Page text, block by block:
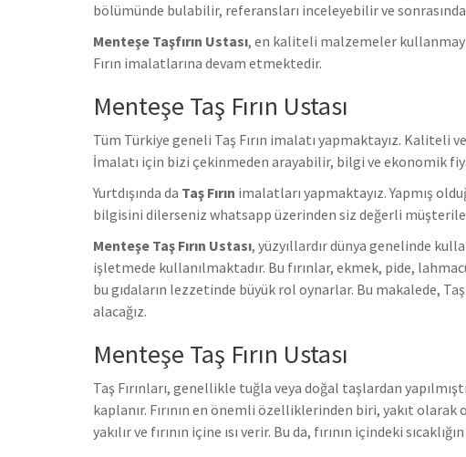
bölümünde bulabilir, referansları inceleyebilir ve
Menteşe Taşfırın Ustası, en kaliteli malzemeler
Fırın imalatlarına devam etmektedir.
Menteşe Taş Fırın Ustası
Tüm Türkiye geneli Taş Fırın imalatı yapmaktayız. Kaliteli
İmalatı için bizi çekinmeden arayabilir, bilgi ve ekonomik
Yurtdışında da Taş Fırın imalatları yapmaktayız. Yapmış
bilgisini dilerseniz whatsapp üzerinden siz değerli
Menteşe Taş Fırın Ustası, yüzyıllardır dünya genelinde
işletmede kullanılmaktadır. Bu fırınlar, ekmek, pide,
bu gıdaların lezzetinde büyük rol oynarlar. Bu makalede, Taş
alacağız.
Menteşe Taş Fırın Ustası
Taş Fırınları, genellikle tuğla veya doğal taşlardan
kaplanır. Fırının en önemli özelliklerinden biri, yakıt olarak
yakılır ve fırının içine ısı verir. Bu da, fırının içindeki